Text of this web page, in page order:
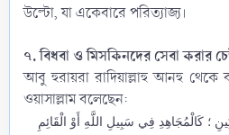
উল্টো, যা একেবারে পরিত্যাজ্য।
৭. বিধবা ও মিসকিনদের সেবা করার
আবু হুরায়রা ‎রাদিয়াল্লাহু আনহু থেকে
ওয়াসাল্লাম‎ বলেছেন:​
؛ كَالْمُجَاهِدِ فِي سَبِيلِ اللَّهِ أَوْ الْقَائِمِ